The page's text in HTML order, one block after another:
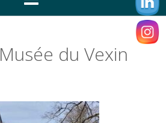
Musée du Vexin